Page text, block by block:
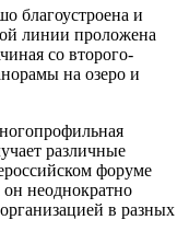
благоустроена и
линии проложена
со второго-
на озеро и
различные
форуме
он неоднократно
в разных